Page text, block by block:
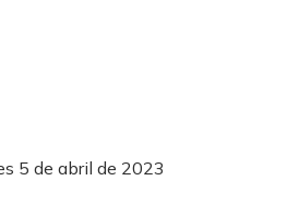
5 de abril de 2023